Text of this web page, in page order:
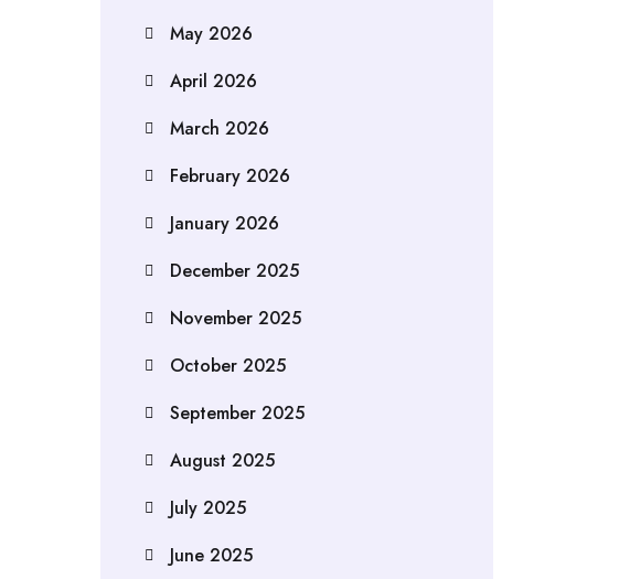
May 2026
April 2026
March 2026
February 2026
January 2026
December 2025
November 2025
October 2025
September 2025
August 2025
July 2025
June 2025